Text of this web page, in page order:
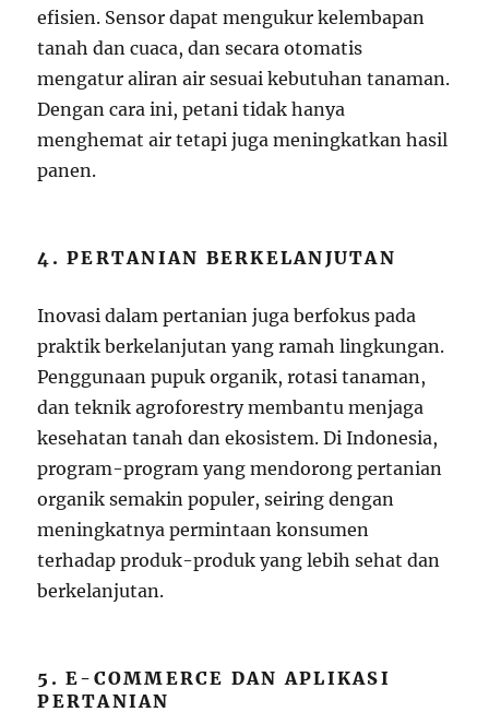
efisien. Sensor dapat mengukur kelembapan
tanah dan cuaca, dan secara otomatis
mengatur aliran air sesuai kebutuhan tanaman.
Dengan cara ini, petani tidak hanya
menghemat air tetapi juga meningkatkan hasil
panen.
4. PERTANIAN BERKELANJUTAN
Inovasi dalam pertanian juga berfokus pada
praktik berkelanjutan yang ramah lingkungan.
Penggunaan pupuk organik, rotasi tanaman,
dan teknik agroforestry membantu menjaga
kesehatan tanah dan ekosistem. Di Indonesia,
program-program yang mendorong pertanian
organik semakin populer, seiring dengan
meningkatnya permintaan konsumen
terhadap produk-produk yang lebih sehat dan
berkelanjutan.
5. E-COMMERCE DAN APLIKASI
PERTANIAN